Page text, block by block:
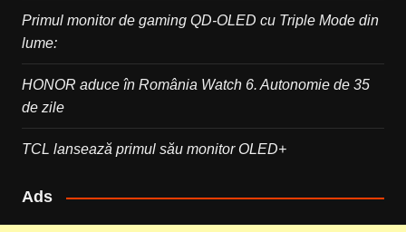
Primul monitor de gaming QD-OLED cu Triple Mode din
lume:
HONOR aduce în România Watch 6. Autonomie de 35
de zile
TCL lansează primul său monitor OLED+
Ads